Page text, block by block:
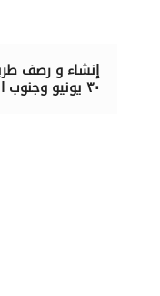
٣٠ يونيو وجنوب المنطقة الصناعية.